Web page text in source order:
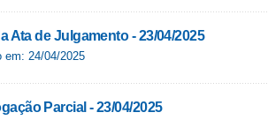
Ata de Julgamento - 23/04/2025
em: 24/04/2025
Parcial - 23/04/2025